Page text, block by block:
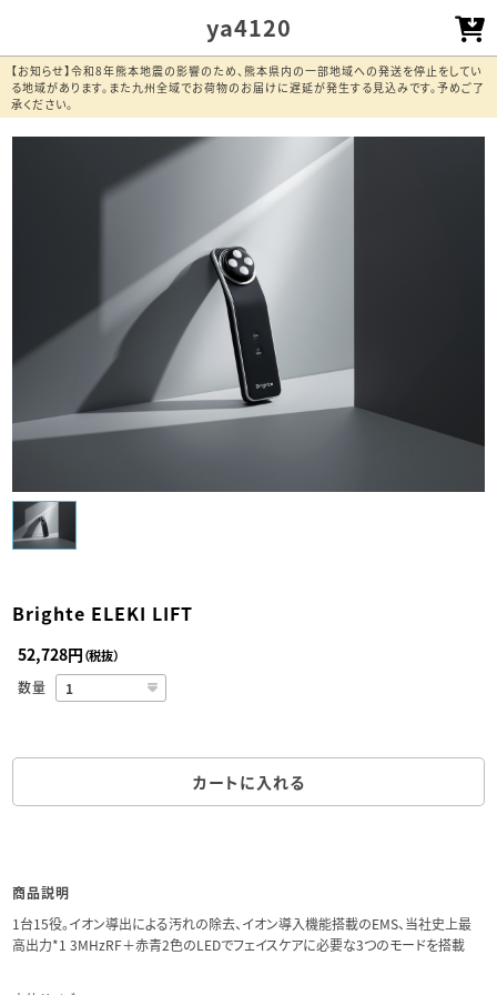
ya4120
【お知らせ】令和8年熊本地震の影響のため、熊本県内の一部地域への発送を停止をしてい
る地域があります。また九州全域でお荷物のお届けに遅延が発生する見込みです。予めご了
承ください。
Brighte ELEKI LIFT
52,728円（税抜）
数量
カートに入れる
商品説明
1台15役。イオン導出による汚れの除去、イオン導入機能搭載のEMS、当社史上最
高出力*1 3MHzRF＋赤青2色のLEDでフェイスケアに必要な3つのモードを搭載